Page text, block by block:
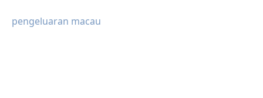
pengeluaran macau